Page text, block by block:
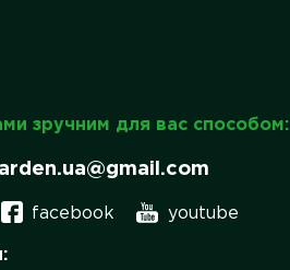
зручним для вас способом:
facebook youtube